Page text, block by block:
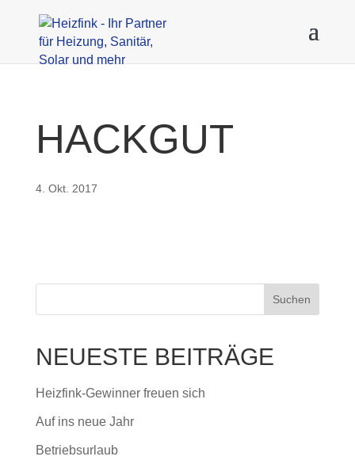
HACKGUT
4. Okt. 2017
NEUESTE BEITRÄGE
Heizfink-Gewinner freuen sich
Auf ins neue Jahr
Betriebsurlaub